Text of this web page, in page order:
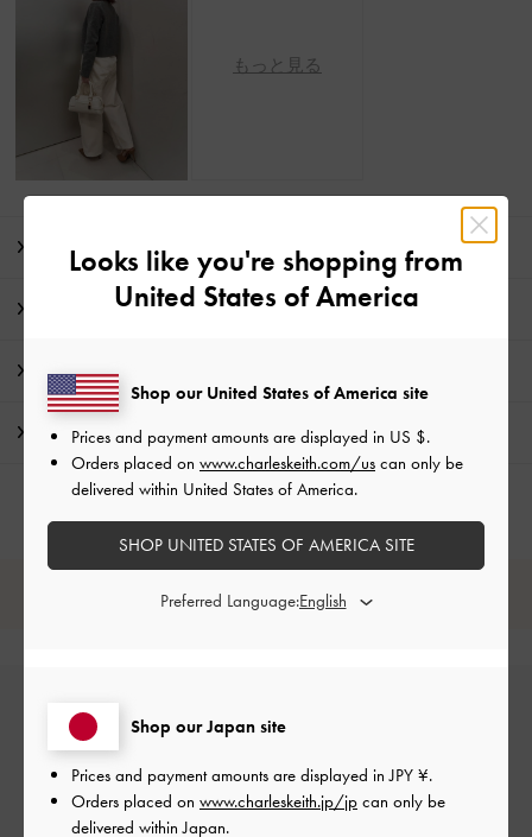
もっと見る
商品説明
商品詳細 / お手入れ方法
特典
配送 & 返品
レビューは購入した方のみ投稿ができます。
Looks like you're shopping from
United States of America
Shop our Japan site
Prices and payment amounts are displayed inJPY ¥.
Orders placed on www.charleskeith.jp/jp can only be
delivered within Japan.
Shop our United States of America site
Prices and payment amounts are displayed in US $.
Orders placed on www.charleskeith.com/us can only be
delivered within United States of America.
SHOP UNITED STATES OF AMERICA SITE
Preferred Language: